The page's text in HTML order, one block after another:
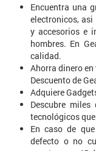
Encuentra una
electronicos,
y accesorios e
hombres. En
calidad.
Ahorra dinero
Descuento de
Adquiere
Descubre
tecnológicos
En caso de
defecto o no